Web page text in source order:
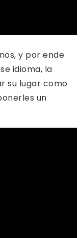
y por ende
idioma, la
su lugar como
un